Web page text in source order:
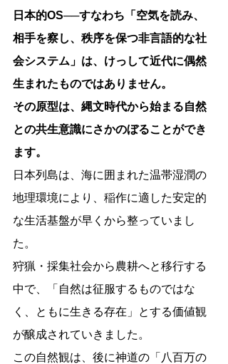
日本的OS──すなわち「空気を読み、
相手を察し、秩序を保つ非言語的な社
会システム」は、けっして近代に偶然
生まれたものではありません。
その原型は、縄文時代から始まる自然
との共生意識にさかのぼることができ
ます。
日本列島は、海に囲まれた温帯湿潤の
地理環境により、稲作に適した安定的
な生活基盤が早くから整っていまし
た。
狩猟・採集社会から農耕へと移行する
中で、「自然は征服するものではな
く、ともに生きる存在」とする価値観
が醸成されていきました。
この自然観は、後に神道の「八百万の